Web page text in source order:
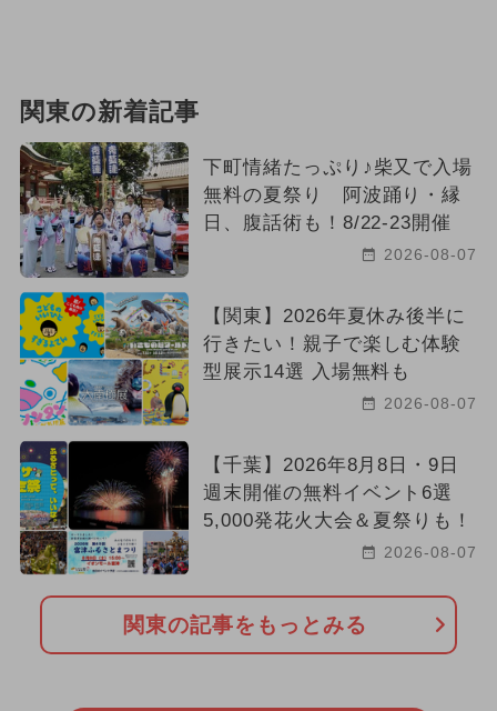
関東の新着記事
下町情緒たっぷり♪柴又で入場
無料の夏祭り 阿波踊り・縁
日、腹話術も！8/22-23開催
2026-08-07
【関東】2026年夏休み後半に
行きたい！親子で楽しむ体験
型展示14選 入場無料も
2026-08-07
【千葉】2026年8月8日・9日
週末開催の無料イベント6選
5,000発花火大会＆夏祭りも！
2026-08-07
関東の記事をもっとみる